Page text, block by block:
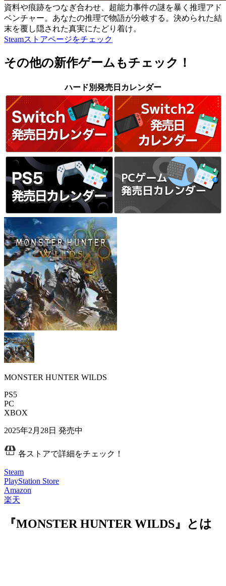
資料や痕跡をつなぎ合わせ、超能力事件の謎を暴く推理アド
ベンチャー。あなたの推理で物語が分岐する。決められた結
末を覆し隠された真実にたどり着け。
Steamストアページをチェック
その他の新作ゲームもチェック！
ハード別発売日カレンダー
MONSTER HUNTER WILDS
PS5
PC
XBOX
2025年2月28日 発売中
各ストアで詳細をチェック！
Steam
PlayStation Store
Amazon
楽天
『MONSTER HUNTER WILDS』とは